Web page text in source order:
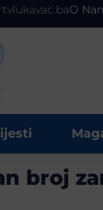
O
broj